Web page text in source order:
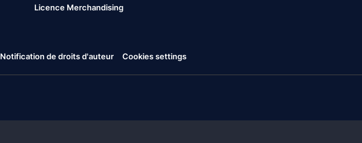
Licence Merchandising
Notification de droits d'auteur Cookies settings